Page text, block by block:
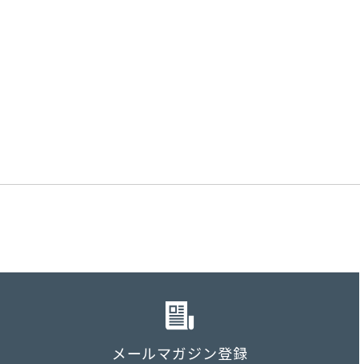
メールマガジン登録